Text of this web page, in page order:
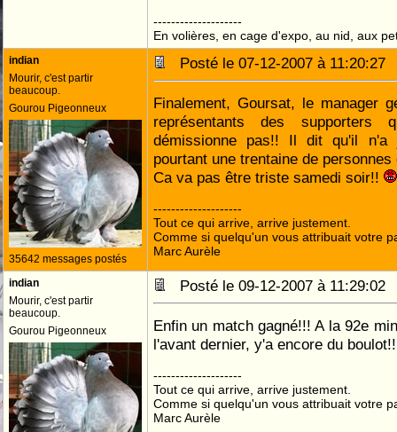
--------------------
En volières, en cage d'expo, au nid, aux
indian
Mourir, c'est partir
beaucoup.
Gourou Pigeonneux
35642 messages postés
Posté le 07-12-2007 à
Finalement, Goursat, le manager
représentants des supporters
démissionne pas!! Il dit qu'il n'a
pourtant une trentaine de
Ca va pas être triste samedi soir!!
--------------------
Tout ce qui arrive, arrive justement.
Comme si quelqu'un vous attribuait votre
Marc Aurèle
indian
Mourir, c'est partir
beaucoup.
Gourou Pigeonneux
Posté le 09-12-2007 à
Enfin un match gagné!!! A la 92e
l'avant dernier, y'a encore du
--------------------
Tout ce qui arrive, arrive justement.
Comme si quelqu'un vous attribuait votre
Marc Aurèle